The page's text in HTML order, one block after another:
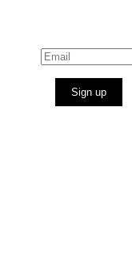
Sign up